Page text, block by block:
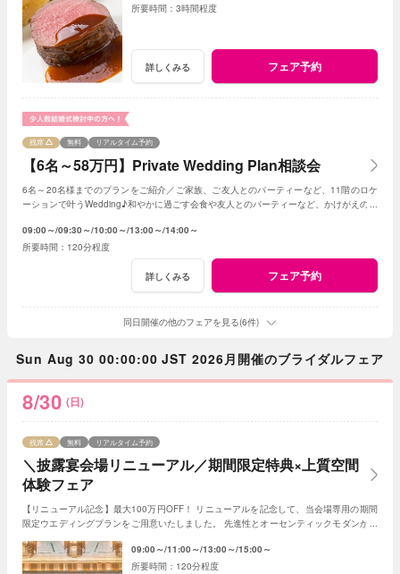
3時間程度
詳しくみる フェア予約
【6名～58万円】Private Wedding Plan相談会
残席 無料 リアルタイム予約
6名～20名様までのプランをご紹介／ご家族、ご友人とのパーティーなど、11階のロケ
ーションで叶うWedding♪和やかに過ごす会食や友人とのパーティーなど、かけがえのな
09:00～ 09:30～ 10:00～ 13:00～ 14:00～
120分程度
詳しくみる フェア予約
同日開催の他のフェアを見る(6件)
Sun Aug 30 00:00:00 JST 2026月開催のブライダルフェア
8/30 (日)
＼披露宴会場リニューアル／期間限定特典×上質空間
体験フェア
残席 無料 リアルタイム予約
【リニューアル記念】最大100万円OFF！ リニューアルを記念して、当会場専用の期間
限定ウエディングプランをご用意いたしました。 先進性とオーセンティックモダンが調
09:00～ 11:00～ 13:00～ 15:00～
120分程度